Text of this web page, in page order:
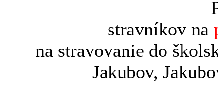
stravníkov na
na stravovanie do
Jakubov,